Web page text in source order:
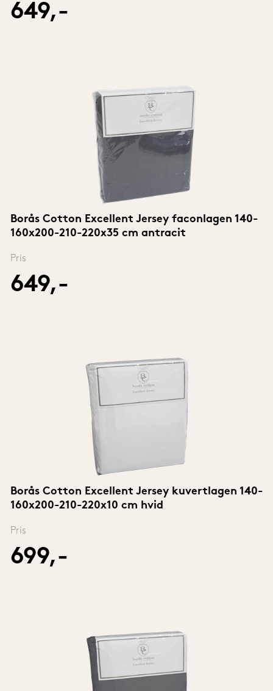
649,-
Borås Cotton Excellent Jersey faconlagen 140-
160x200-210-220x35 cm antracit
Pris
649,-
Borås Cotton Excellent Jersey kuvertlagen 140-
160x200-210-220x10 cm hvid
Pris
699,-